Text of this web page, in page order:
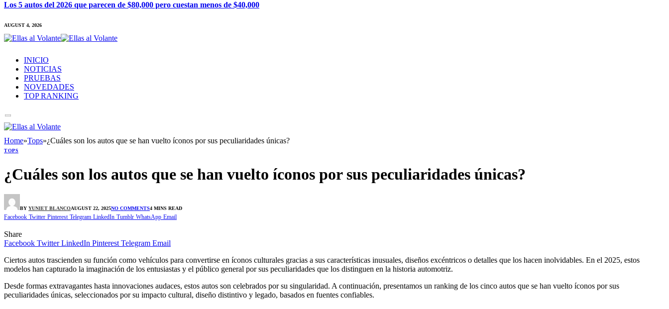
Los 5 autos del 2026 que parecen de $80,000 pero cuestan menos de $40,000
AUGUST 4, 2026
INICIO
NOTICIAS
PRUEBAS
NOVEDADES
TOP RANKING
Home»Tops»¿Cuáles son los autos que se han vuelto íconos por sus peculiaridades únicas?
TOPS
¿Cuáles son los autos que se han vuelto íconos por sus peculiaridades únicas?
BY YUNIET BLANCOAUGUST 22, 2025NO COMMENTS4 MINS READ
Facebook Twitter Pinterest Telegram LinkedIn Tumblr WhatsApp Email
Share
Facebook Twitter LinkedIn Pinterest Telegram Email
Ciertos autos trascienden su función como vehículos para convertirse en íconos culturales gracias a sus características inusuales, diseños excéntricos o detalles que los hacen inolvidables. En el 2025, estos
modelos han capturado la imaginación de los entusiastas y el público general por sus peculiaridades que los distinguen en la historia automotriz.
Desde formas extravagantes hasta innovaciones audaces, estos autos son celebrados por su singularidad. A continuación, presentamos un ranking de los cinco autos que se han vuelto íconos por sus
peculiaridades únicas, seleccionados por su impacto cultural, diseño distintivo y legado, basados en fuentes confiables.